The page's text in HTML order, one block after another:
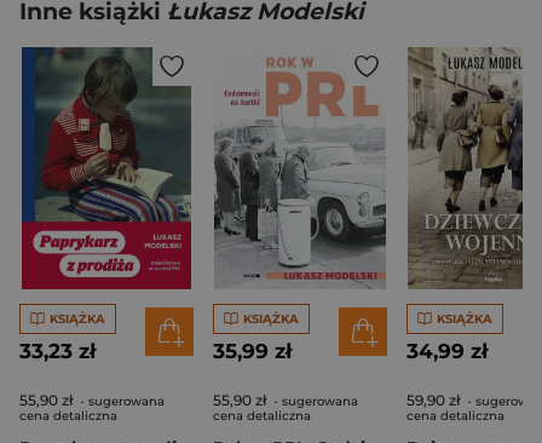
Inne książki Łukasz Modelski
KSIĄŻKA
33,23 zł
55,90 zł - sugerowana
cena detaliczna
KSIĄŻKA
35,99 zł
55,90 zł - sugerowana
cena detaliczna
KSIĄŻKA
34,99 zł
59,90 zł -
cena detaliczna